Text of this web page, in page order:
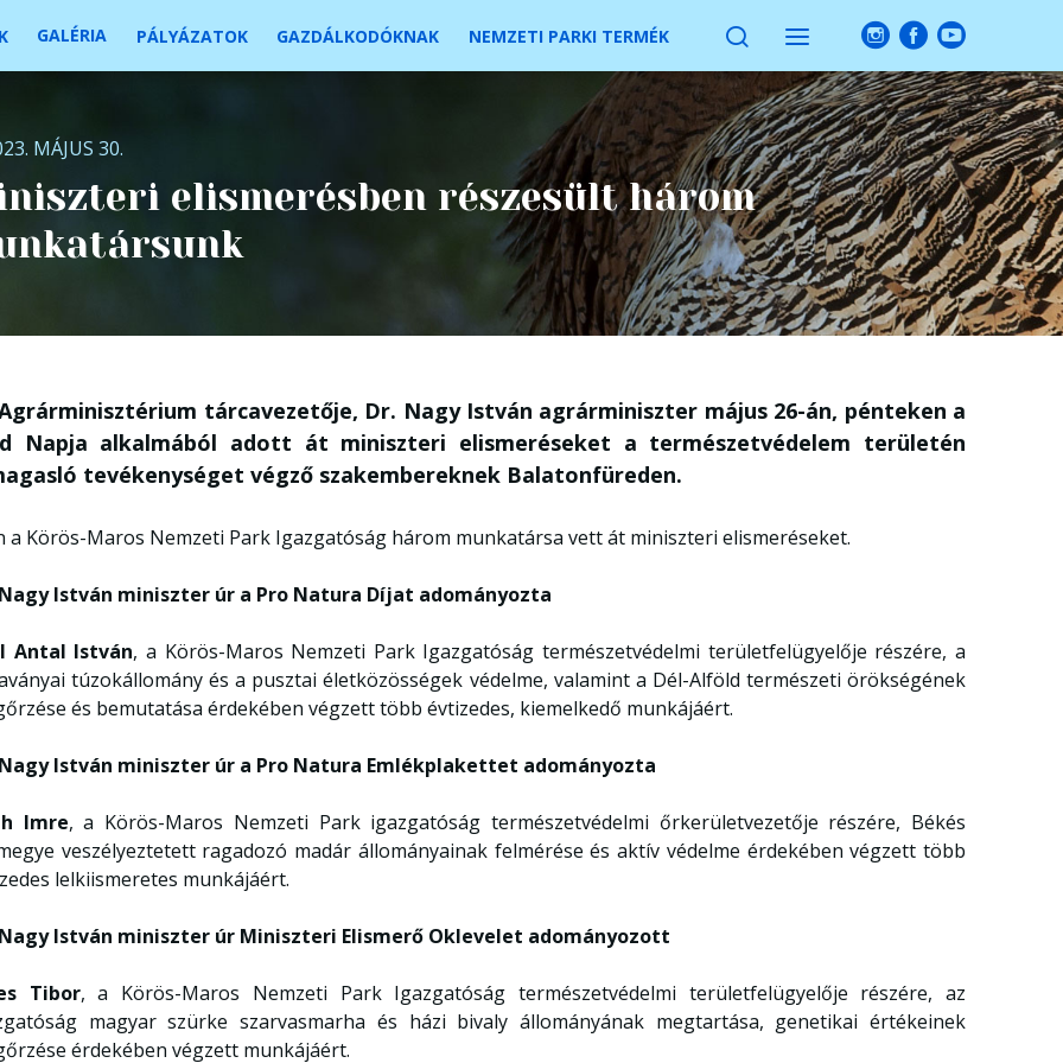
GALÉRIA PÁLYÁZATOK GAZDÁLKODÓKNAK NEMZETI PARKI TERMÉK
MÁJUS 30.
elismerésben részesült három
tárcavezetője, Dr. Nagy István agrárminiszter május 26-án, pénteken a
Napja alkalmából adott át miniszteri elismeréseket a természetvédelem területén
tevékenységet végző szakembereknek Balatonfüreden.
a Körös-Maros Nemzeti Park Igazgatóság három munkatársa vett át miniszteri elismeréseket.
István miniszter úr a Pro Natura Díjat adományozta
Antal István, a Körös-Maros Nemzeti Park Igazgatóság természetvédelmi területfelügyelője részére, a
túzokállomány és a pusztai életközösségek védelme, valamint a Dél-Alföld természeti örökségének
és bemutatása érdekében végzett több évtizedes, kiemelkedő munkájáért.
István miniszter úr a Pro Natura Emlékplakettet adományozta
Imre, a Körös-Maros Nemzeti Park igazgatóság természetvédelmi őrkerületvezetője részére, Békés
veszélyeztetett ragadozó madár állományainak felmérése és aktív védelme érdekében végzett több
lelkiismeretes munkájáért.
István miniszter úr Miniszteri Elismerő Oklevelet adományozott
Tibor, a Körös-Maros Nemzeti Park Igazgatóság természetvédelmi területfelügyelője részére, az
magyar szürke szarvasmarha és házi bivaly állományának megtartása, genetikai értékeinek
érdekében végzett munkájáért.